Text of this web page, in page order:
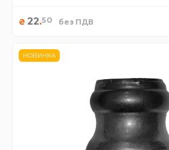
₴ 22.50 без ПДВ
НОВИНКА